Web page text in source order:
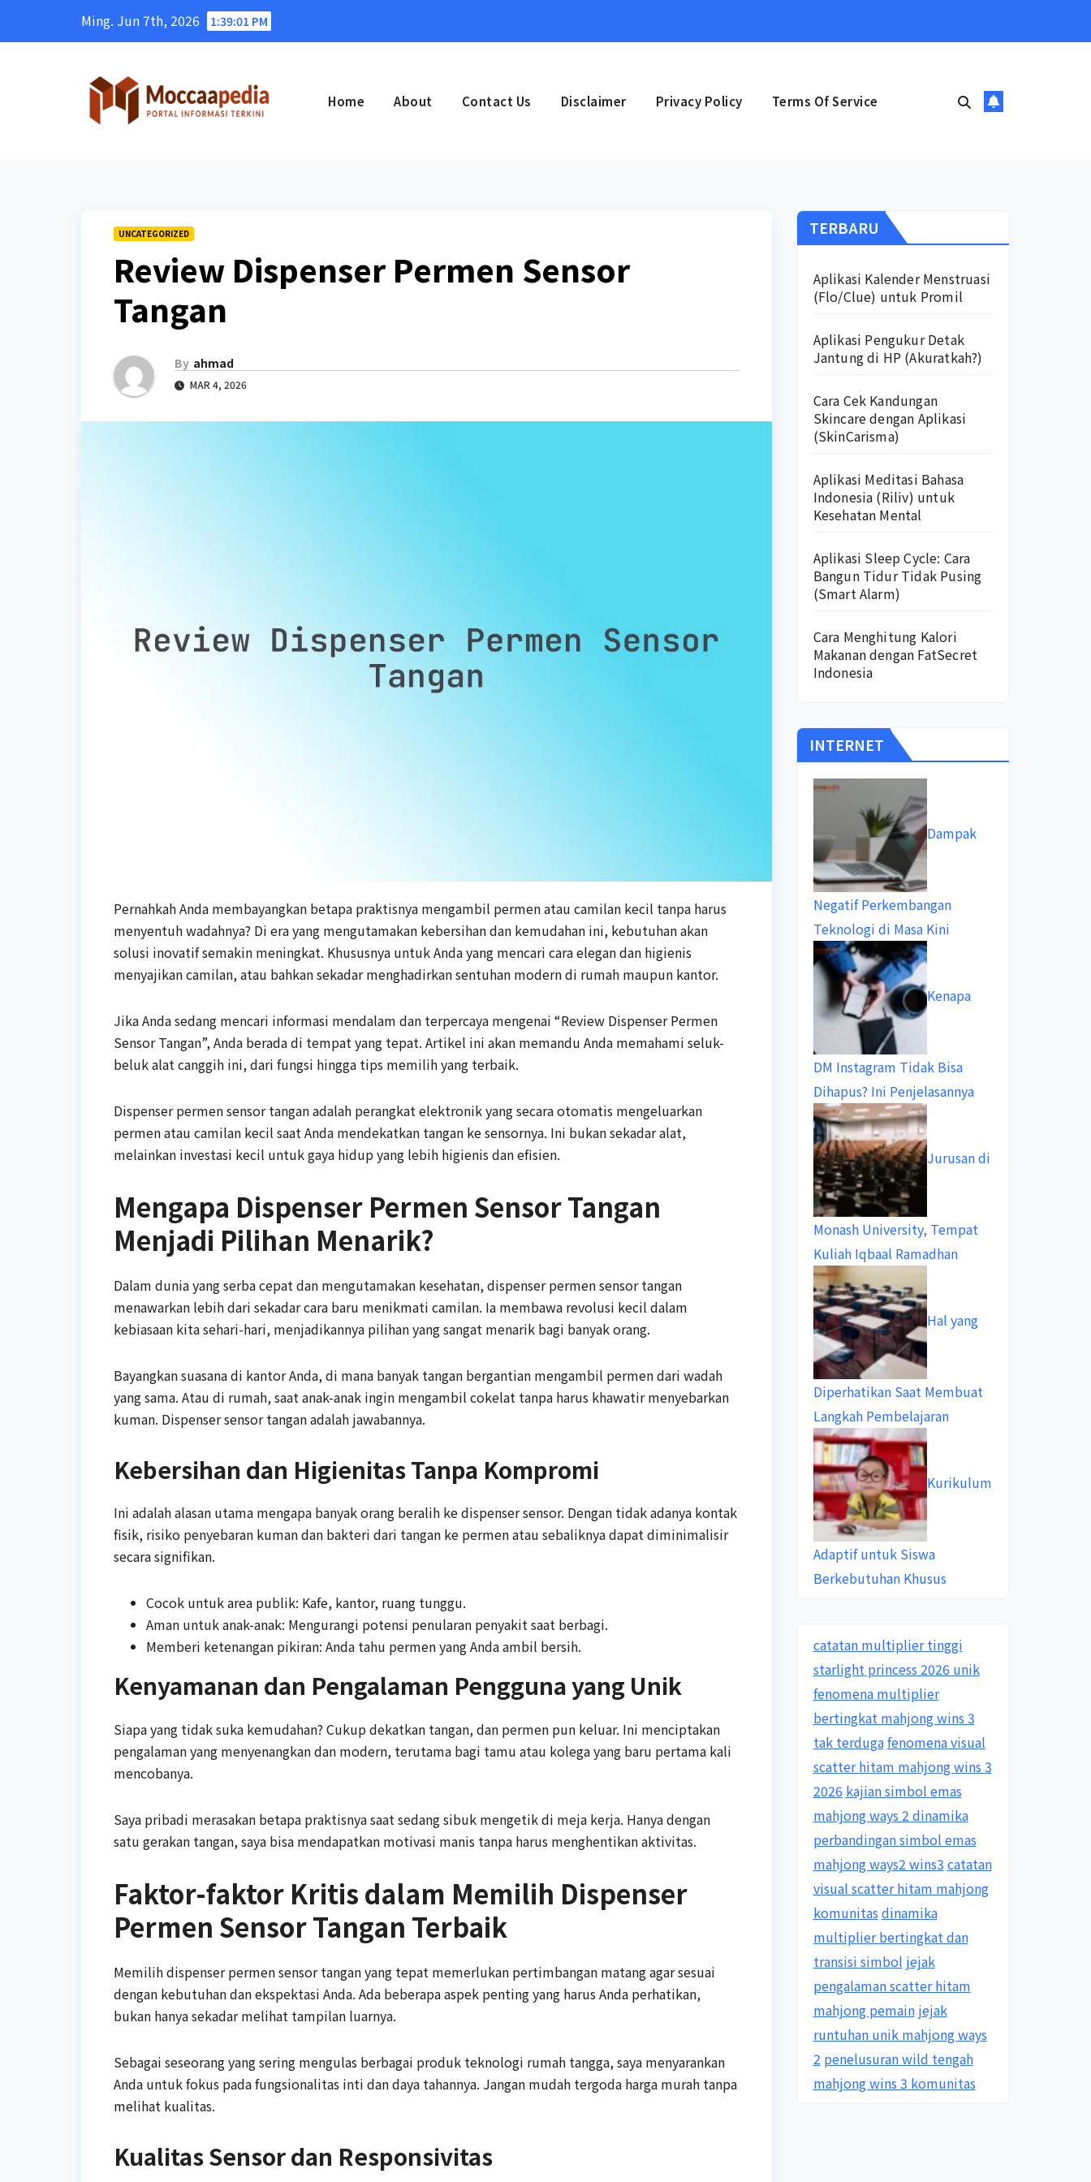
Ming. Jun 7th, 2026 1:39:02 PM
Home About Contact Us Disclaimer Privacy Policy Terms Of Service
UNCATEGORIZED
Review Dispenser Permen Sensor
Tangan
By ahmad
MAR 4, 2026
Pernahkah Anda membayangkan betapa praktisnya mengambil permen atau camilan kecil tanpa harus
menyentuh wadahnya? Di era yang mengutamakan kebersihan dan kemudahan ini, kebutuhan akan
solusi inovatif semakin meningkat. Khususnya untuk Anda yang mencari cara elegan dan higienis
menyajikan camilan, atau bahkan sekadar menghadirkan sentuhan modern di rumah maupun kantor.
Jika Anda sedang mencari informasi mendalam dan terpercaya mengenai “Review Dispenser Permen
Sensor Tangan”, Anda berada di tempat yang tepat. Artikel ini akan memandu Anda memahami seluk-
beluk alat canggih ini, dari fungsi hingga tips memilih yang terbaik.
Dispenser permen sensor tangan adalah perangkat elektronik yang secara otomatis mengeluarkan
permen atau camilan kecil saat Anda mendekatkan tangan ke sensornya. Ini bukan sekadar alat,
melainkan investasi kecil untuk gaya hidup yang lebih higienis dan efisien.
Mengapa Dispenser Permen Sensor Tangan
Menjadi Pilihan Menarik?
Dalam dunia yang serba cepat dan mengutamakan kesehatan, dispenser permen sensor tangan
menawarkan lebih dari sekadar cara baru menikmati camilan. Ia membawa revolusi kecil dalam
kebiasaan kita sehari-hari, menjadikannya pilihan yang sangat menarik bagi banyak orang.
Bayangkan suasana di kantor Anda, di mana banyak tangan bergantian mengambil permen dari wadah
yang sama. Atau di rumah, saat anak-anak ingin mengambil cokelat tanpa harus khawatir menyebarkan
kuman. Dispenser sensor tangan adalah jawabannya.
Kebersihan dan Higienitas Tanpa Kompromi
Ini adalah alasan utama mengapa banyak orang beralih ke dispenser sensor. Dengan tidak adanya kontak
fisik, risiko penyebaran kuman dan bakteri dari tangan ke permen atau sebaliknya dapat diminimalisir
secara signifikan.
Cocok untuk area publik: Kafe, kantor, ruang tunggu.
Aman untuk anak-anak: Mengurangi potensi penularan penyakit saat berbagi.
Memberi ketenangan pikiran: Anda tahu permen yang Anda ambil bersih.
Kenyamanan dan Pengalaman Pengguna yang Unik
Siapa yang tidak suka kemudahan? Cukup dekatkan tangan, dan permen pun keluar. Ini menciptakan
pengalaman yang menyenangkan dan modern, terutama bagi tamu atau kolega yang baru pertama kali
mencobanya.
Saya pribadi merasakan betapa praktisnya saat sedang sibuk mengetik di meja kerja. Hanya dengan
satu gerakan tangan, saya bisa mendapatkan motivasi manis tanpa harus menghentikan aktivitas.
Faktor-faktor Kritis dalam Memilih Dispenser
Permen Sensor Tangan Terbaik
Memilih dispenser permen sensor tangan yang tepat memerlukan pertimbangan matang agar sesuai
dengan kebutuhan dan ekspektasi Anda. Ada beberapa aspek penting yang harus Anda perhatikan,
bukan hanya sekadar melihat tampilan luarnya.
Sebagai seseorang yang sering mengulas berbagai produk teknologi rumah tangga, saya menyarankan
Anda untuk fokus pada fungsionalitas inti dan daya tahannya. Jangan mudah tergoda harga murah tanpa
melihat kualitas.
Kualitas Sensor dan Responsivitas
TERBARU
Aplikasi Kalender Menstruasi
(Flo/Clue) untuk Promil
Aplikasi Pengukur Detak
Jantung di HP (Akuratkah?)
Cara Cek Kandungan
Skincare dengan Aplikasi
(SkinCarisma)
Aplikasi Meditasi Bahasa
Indonesia (Riliv) untuk
Kesehatan Mental
Aplikasi Sleep Cycle: Cara
Bangun Tidur Tidak Pusing
(Smart Alarm)
Cara Menghitung Kalori
Makanan dengan FatSecret
Indonesia
INTERNET
Dampak
Negatif Perkembangan
Teknologi di Masa Kini
Kenapa
DM Instagram Tidak Bisa
Dihapus? Ini Penjelasannya
Jurusan di
Monash University, Tempat
Kuliah Iqbaal Ramadhan
Hal yang
Diperhatikan Saat Membuat
Langkah Pembelajaran
Kurikulum
Adaptif untuk Siswa
Berkebutuhan Khusus
catatan multiplier tinggi
starlight princess 2026 unik
fenomena multiplier
bertingkat mahjong wins 3
tak terdugafenomena visual
scatter hitam mahjong wins 3
2026 kajian simbol emas
mahjong ways 2 dinamika
perbandingan simbol emas
mahjong ways2 wins3 catatan
visual scatter hitam mahjong
komunitas dinamika
multiplier bertingkat dan
transisi simbol jejak
pengalaman scatter hitam
mahjong pemain jejak
runtuhan unik mahjong ways
2 penelusuran wild tengah
mahjong wins 3 komunitas